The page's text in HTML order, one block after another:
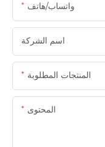
واتساب/هاتف
اسم الشركة
المنتجات المطلوبة
المحتوى